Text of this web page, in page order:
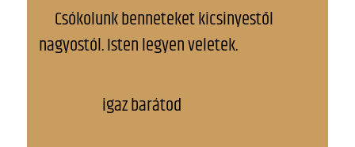
Csókolunk benneteket kicsinyestől
nagyostól. Isten legyen veletek.
igaz barátod